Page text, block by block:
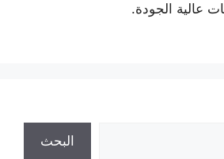
عالية الجودة.
البحث